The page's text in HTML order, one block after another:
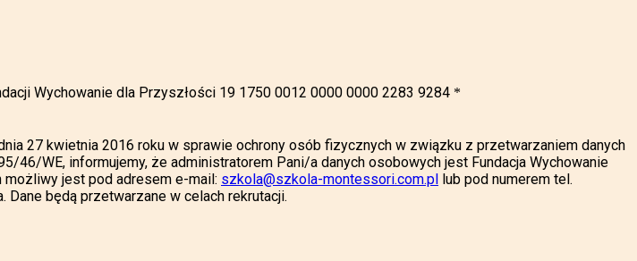
Wychowanie dla Przyszłości 19 1750 0012 0000 0000 2283 9284 *
27 kwietnia 2016 roku w sprawie ochrony osób fizycznych w związku z przetwarzaniem danych
WE, informujemy, że administratorem Pani/a danych osobowych jest Fundacja Wychowanie
możliwy jest pod adresem e-mail: szkola@szkola-montessori.com.pl lub pod numerem tel.
Dane będą przetwarzane w celach rekrutacji.